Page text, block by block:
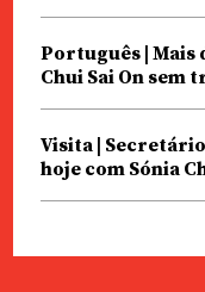
Português | Mais
Chui Sai On sem
Visita |
hoje com Sónia